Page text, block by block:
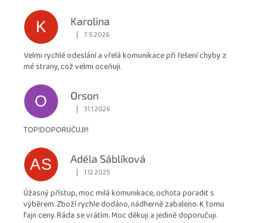
K
Karolina
Hodnocení obchodu je 5 z 5 hvězdiček.
| 7.5.2026
Velmi rychlé odeslání a vřelá komunikace při řešení chyby z
mé strany, což velmi oceňuji.
O
Orson
Hodnocení obchodu je 5 z 5 hvězdiček.
| 31.1.2026
TOP!DOPORUČUJI!!
AS
Adéla Sáblíková
Hodnocení obchodu je 5 z 5 hvězdiček.
| 1.12.2025
Úžasný přístup, moc milá komunikace, ochota poradit s
výběrem. Zboží rychle dodáno, nádherně zabaleno. K tomu
fajn ceny. Ráda se vrátím. Moc děkuji a jedině doporučuji.